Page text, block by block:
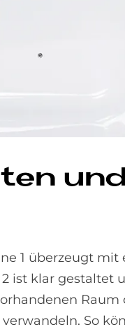
1 überzeugt
ist klar gestaltet
Raum
So